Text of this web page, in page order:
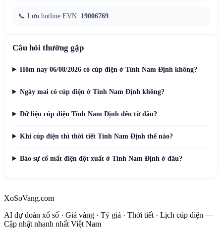
📞 Lưu hotline EVN: 19006769.
Câu hỏi thường gặp
Hôm nay 06/08/2026 có cúp điện ở Tỉnh Nam Định không?
Ngày mai có cúp điện ở Tỉnh Nam Định không?
Dữ liệu cúp điện Tỉnh Nam Định đến từ đâu?
Khi cúp điện thì thời tiết Tỉnh Nam Định thế nào?
Báo sự cố mất điện đột xuất ở Tỉnh Nam Định ở đâu?
XoSoVang.com
AI dự đoán xổ số · Giá vàng · Tỷ giá · Thời tiết · Lịch cúp điện —
Cập nhật nhanh nhất Việt Nam